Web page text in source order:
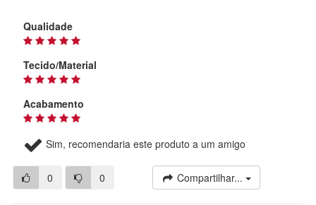
Qualidade
Tecido/Material
Acabamento
Sim, recomendaria este produto a um amigo
0 0 Compartilhar...